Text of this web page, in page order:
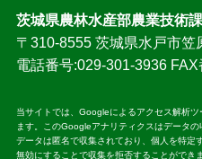
茨城県農林水産部農業技術課
〒310-8555 茨城県水戸市笠
電話番号:029-301-3936
当サイトでは、Googleによるアクセス解析
ます。このGoogleアナリティクスはデータ
データは匿名で収集されており、個人を特定
無効にすることで収集を拒否することができ